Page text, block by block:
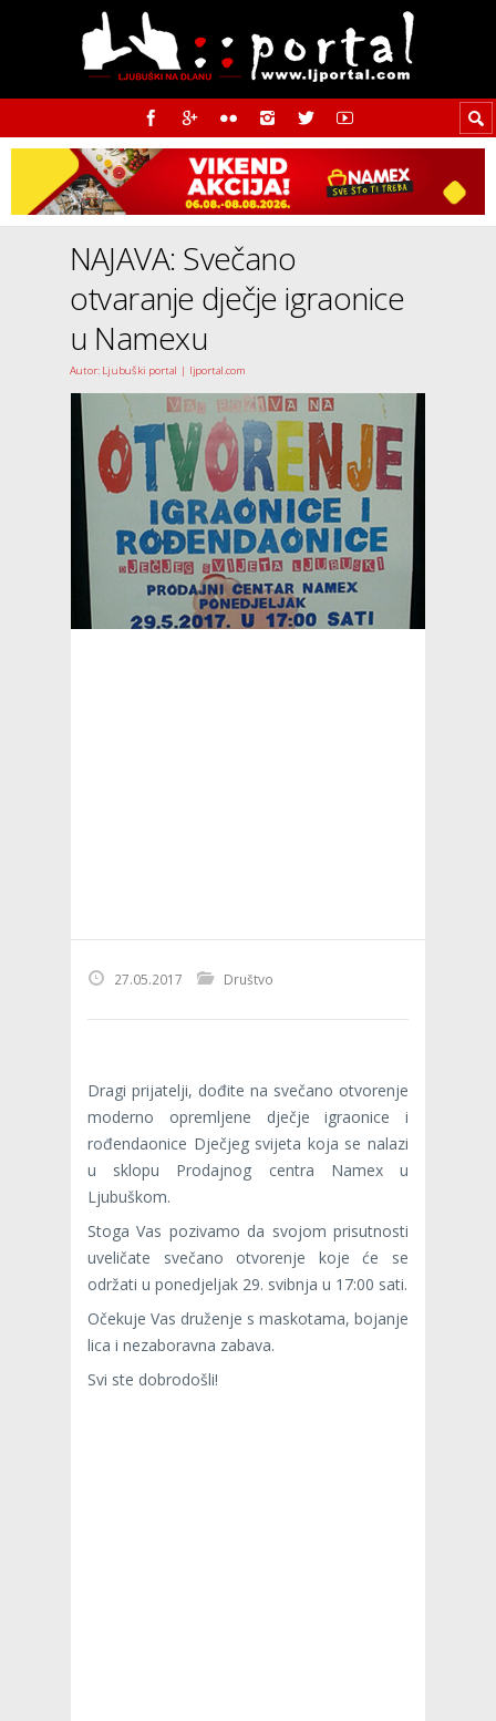
NAJAVA: Svečano
otvaranje dječje igraonice
u Namexu
Autor: Ljubuški portal | ljportal.com
27.05.2017 Društvo
Dragi prijatelji, dođite na svečano otvorenje
moderno opremljene dječje igraonice i
rođendaonice Dječjeg svijeta koja se nalazi
u sklopu Prodajnog centra Namex u
Ljubuškom.
Stoga Vas pozivamo da svojom prisutnosti
uveličate svečano otvorenje koje će se
održati u ponedjeljak 29. svibnja u 17:00 sati.
Očekuje Vas druženje s maskotama, bojanje
lica i nezaboravna zabava.
Svi ste dobrodošli!